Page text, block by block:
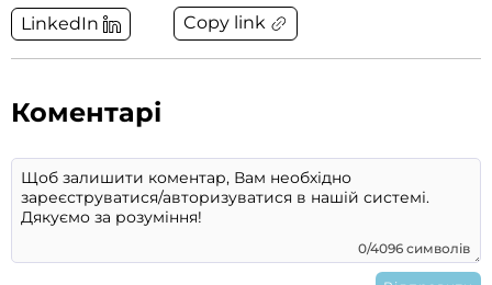
LinkedIn Copy link
Коментарі
0/4096 символів